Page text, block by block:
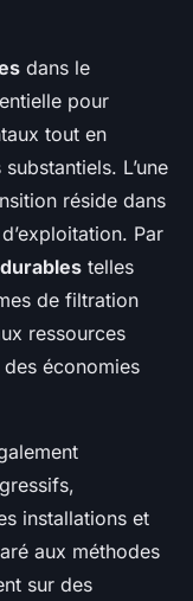
dans le
pour
tout en
L’une
réside dans
Par
telles
de filtration
ressources
économies
installations et
aux méthodes
sur des